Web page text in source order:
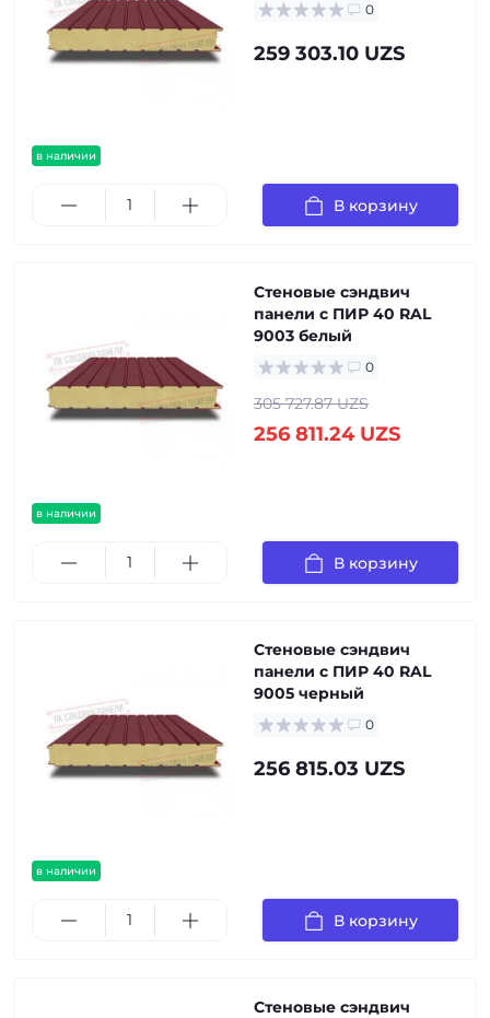
в наличии
0
259 303.10 UZS
В корзину
в наличии
Стеновые сэндвич
панели с ПИР 40 RAL
9003 белый
0
305 727.87 UZS
256 811.24 UZS
В корзину
в наличии
Стеновые сэндвич
панели с ПИР 40 RAL
9005 черный
0
256 815.03 UZS
В корзину
Стеновые сэндвич